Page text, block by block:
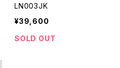
LN003JK
¥39,600
SOLD OUT